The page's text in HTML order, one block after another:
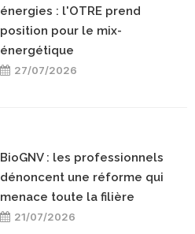
énergies : l'OTRE prend
position pour le mix-
énergétique
27/07/2026
BioGNV : les professionnels
dénoncent une réforme qui
menace toute la filière
21/07/2026